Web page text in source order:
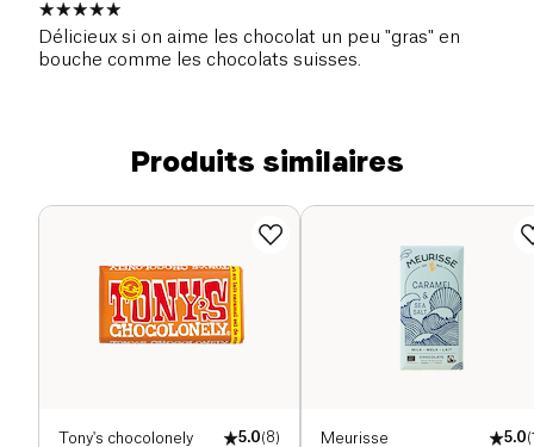
Délicieux si on aime les chocolat un peu "gras" en
bouche comme les chocolats suisses.
Produits similaires
Tony's chocolonely 5.0(8) Meurisse 5.0(